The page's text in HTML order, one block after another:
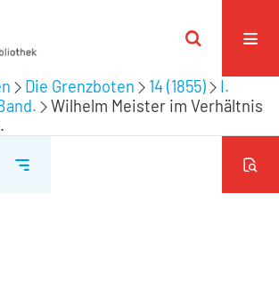
Die Grenzboten 14 (1855)
I.
Wilhelm Meister im Verhältnis